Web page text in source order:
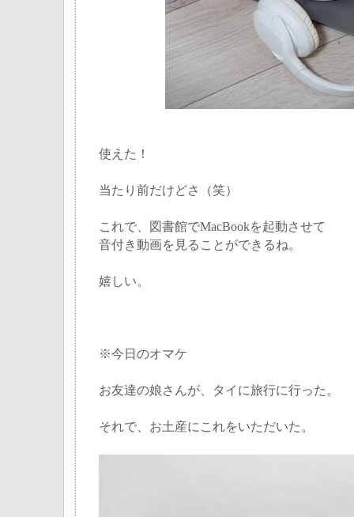
使えた！
当たり前だけどさ（笑）
これで、図書館でMacBookを起動させて
音付き動画を見ることができるね。
嬉しい。
※今日のオマケ
お友達の娘さんが、タイに旅行に行った。
それで、お土産にこれをいただいた。